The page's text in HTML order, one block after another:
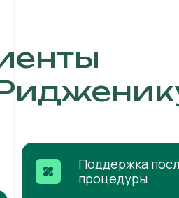
Поддержка
процедуры